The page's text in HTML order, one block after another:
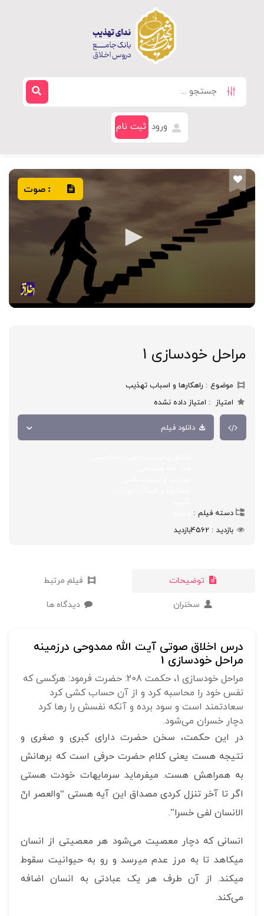
ورود ثبت نام
: صوت
مراحل خودسازی 1
موضوع
راهکارها و اسباب تهذیب
امتیاز
امتیاز داده نشده
دانلود فیلم
دسته فیلم
بازدید
4562بازدید
توضیحات فیلم مرتبط
سخنران دیدگاه ها
درس اخلاق صوتی آیت الله ممدوحی درزمینه
مراحل خودسازی 1
مراحل خودسازی 1، حکمت 208: حضرت فرمود: هرکسی که
نفس خود را محاسبه کرد و از آن حساب کشی کرد
سعادتمند است و سود برده و آنکه نفسش را رها کرد
دچار خسران می‌شود.
در این حکمت، سخن حضرت دارای کبری و صغری و
نتیجه هست یعنی کلام حضرت حرفی است که برهانش
به همراهش هست. می‎فرماید سرمایه‎ات خودت هستی
اگر تا آخر تنزل کردی مصداق این آیه هستی “والعصر انّ
الانسان لفی خسرا”.
انسانی که دچار معصیت می‌شود هر معصیتی از انسان
می‎کاهد تا به مرز عدم می‎رسد و رو به حیوانیت سقوط
می‎کند. از آن طرف هر یک عبادتی به انسان اضافه
می‌کند.